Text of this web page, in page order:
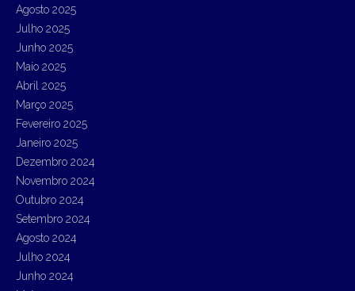
r
Agosto 2025
Julho 2025
Junho 2025
Maio 2025
Abril 2025
Março 2025
Fevereiro 2025
Janeiro 2025
Dezembro 2024
Novembro 2024
Outubro 2024
Setembro 2024
Agosto 2024
Julho 2024
Junho 2024